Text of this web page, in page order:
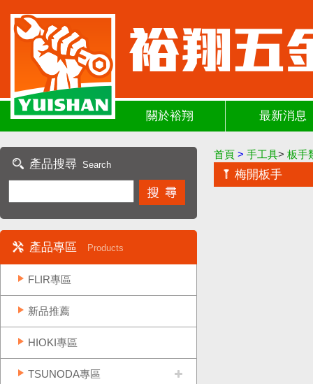
關於裕翔 最新消息
產品搜尋 Search
產品專區 Products
FLIR專區
新品推薦
HIOKI專區
TSUNODA專區
首頁 > 手工具> 板手
梅開板手